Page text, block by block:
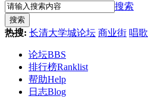
搜索
搜索
热搜: 长清大学城论坛 商业街 唱歌
论坛BBS
排行榜Ranklist
帮助Help
日志Blog